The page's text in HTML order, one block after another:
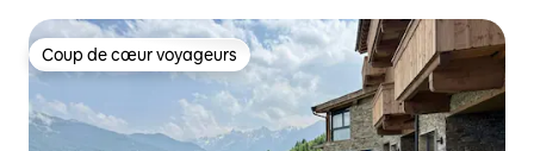
Coup de cœur voyageurs
Coup de cœur voyageurs